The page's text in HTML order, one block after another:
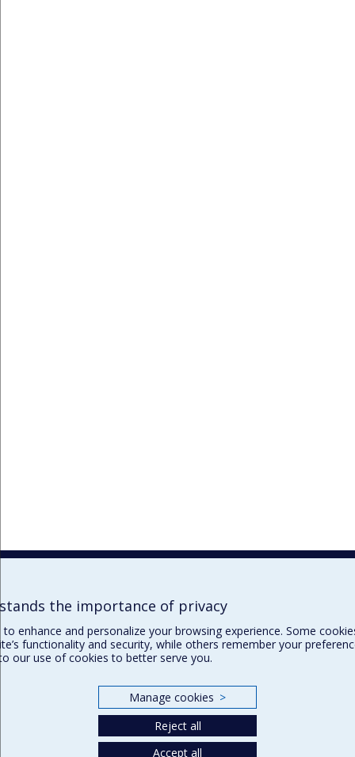
the importance of privacy
enhance and personalize your browsing experience. Some
functionality and security, while others remember your
our use of cookies to better serve you.
Manage cookies >
Reject all
Accept all